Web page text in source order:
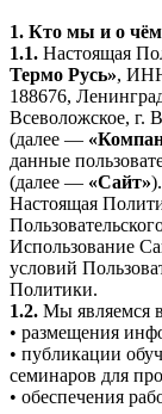
1. Кто мы и о чём
1.1. Настоящая
Термо Русь», ИНН
188676,
Всеволожское, г.
(далее —
данные
(далее — «Сайт»).
Настоящая
Использование
условий
Политики.
1.2. Мы являемся
• размещения
• публикации
семинаров для
• обеспечения